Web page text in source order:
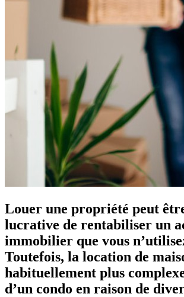
Louer une propriété peut
lucrative de rentabiliser un
immobilier que vous
Toutefois, la location de
habituellement plus
d’un condo en raison de